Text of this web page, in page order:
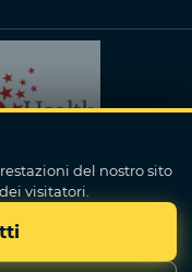
del nostro sito
visitatori.